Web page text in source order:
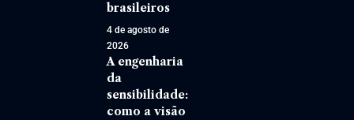
brasileiros
4 de agosto de
2026
A engenharia
da
sensibilidade:
como a visão